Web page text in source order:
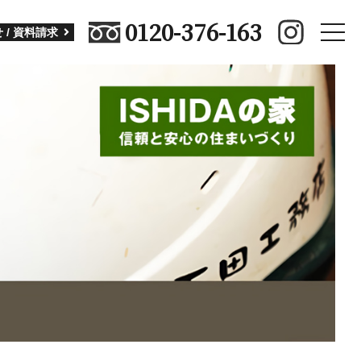
/ 資料請求 0120-376-163
toggle